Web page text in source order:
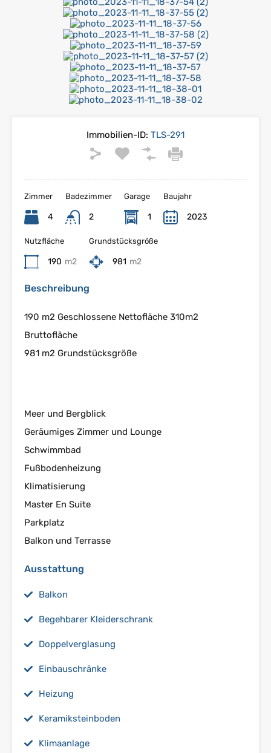
Immobilien-ID: TLS-291
Zimmer
4
Badezimmer
2
Garage
1
Baujahr
2023
Nutzfläche
190 m2
Grundstücksgröße
981 m2
Beschreibung
190 m2 Geschlossene Nettofläche 310m2
Bruttofläche
981 m2 Grundstücksgröße
Meer und Bergblick
Geräumiges Zimmer und Lounge
Schwimmbad
Fußbodenheizung
Klimatisierung
Master En Suite
Parkplatz
Balkon und Terrasse
Ausstattung
Balkon
Begehbarer Kleiderschrank
Doppelverglasung
Einbauschränke
Heizung
Keramiksteinboden
Klimaanlage